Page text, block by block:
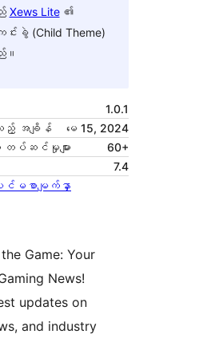
Xews Lite၏
းခွဲ (Child Theme)
။
1.0.1
ည့် အချိန်
မေ 15, 2024
တပ်ဆင်မှုများ
60+
7.4
မစာမျက်နှာ
Game: Your
News!
updates on
and industry